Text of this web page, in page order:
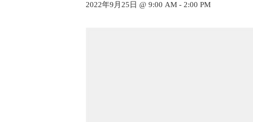
2022年9月25日 @ 9:00 AM - 2:00 PM